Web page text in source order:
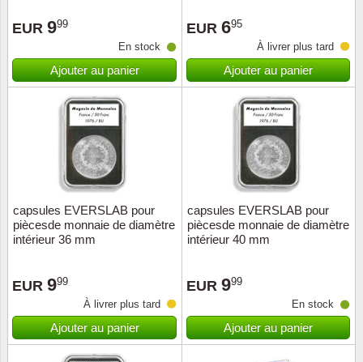
EUR 999
En stock
Ajouter au panier
EUR 695
À livrer plus tard
Ajouter au panier
capsules EVERSLAB pour
piècesde monnaie de diamètre
intérieur 36 mm
EUR 999
À livrer plus tard
Ajouter au panier
capsules EVERSLAB pour
piècesde monnaie de diamètre
intérieur 40 mm
EUR 999
En stock
Ajouter au panier
Fleurs
Islande